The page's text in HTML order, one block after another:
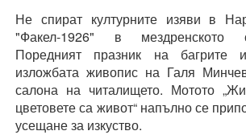
Не спират културните изяви в
"Факел-1926" в мездренското
Поредният празник на багрите
изложбата живопис на Галя
салона на читалището. Мотото
цветовете са живот“ напълно се
усещане за изкуство.